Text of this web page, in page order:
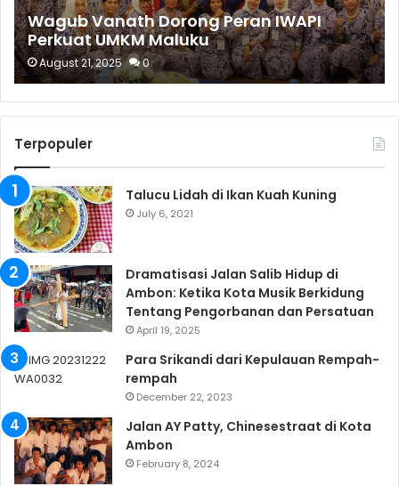
Wagub Vanath Dorong Peran IWAPI
Perkuat UMKM Maluku
August 21, 2025 0
Terpopuler
Talucu Lidah di Ikan Kuah Kuning
July 6, 2021
Dramatisasi Jalan Salib Hidup di
Ambon: Ketika Kota Musik Berkidung
Tentang Pengorbanan dan Persatuan
April 19, 2025
Para Srikandi dari Kepulauan Rempah-
rempah
December 22, 2023
Jalan AY Patty, Chinesestraat di Kota
Ambon
February 8, 2024